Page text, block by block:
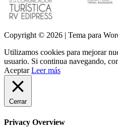
Copyright © 2026 | Tema para
Utilizamos cookies para mejorar
usuario. Si continua navegando,
Aceptar Leer más
Cerrar
Privacy Overview